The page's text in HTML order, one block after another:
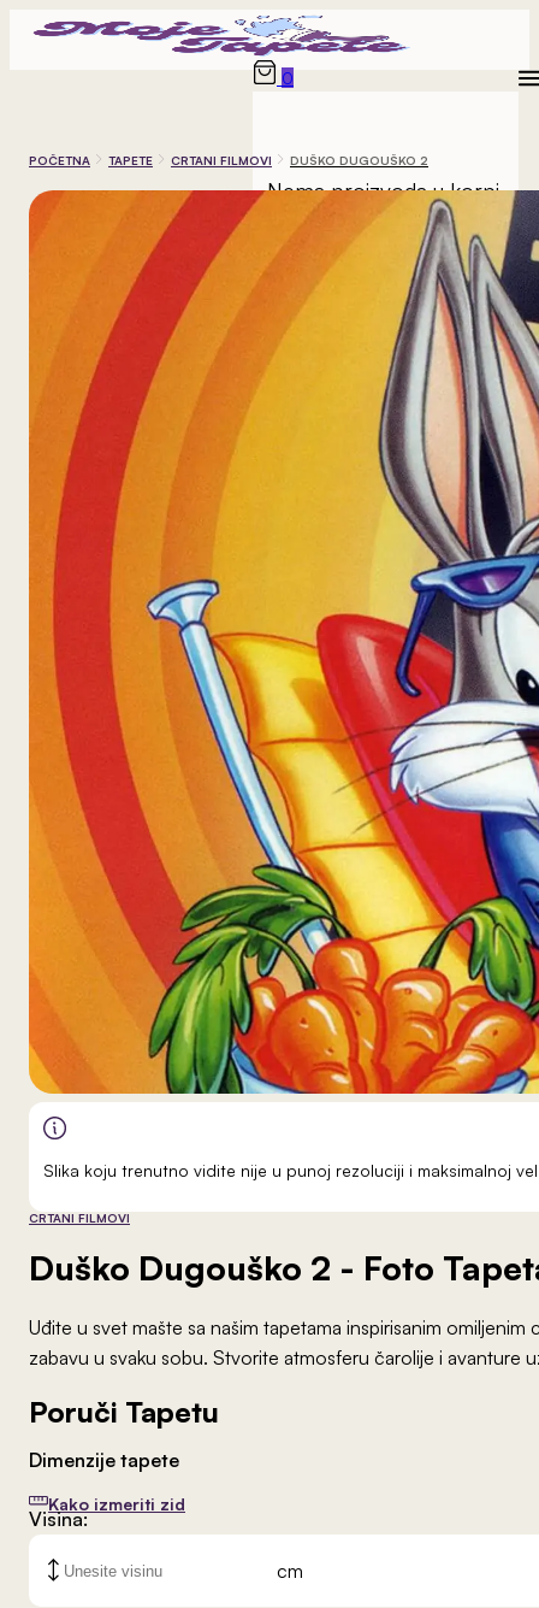
0
Nema proizvoda u korpi.
POČETNA TAPETE CRTANI FILMOVI DUŠKO DUGOUŠKO 2
Slika koju trenutno vidite nije u punoj rezoluciji i maksimalnoj
CRTANI FILMOVI
Duško Dugouško 2 - Foto
Uđite u svet mašte sa našim tapetama inspirisanim
zabavu u svaku sobu. Stvorite atmosferu čarolije i avanture
Poruči Tapetu
Dimenzije tapete
Kako izmeriti zid
Visina:
cm